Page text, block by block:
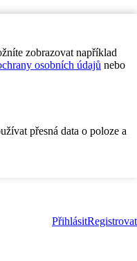
zobrazovat například
osobních údajů nebo
přesná data o poloze a
PřihlásitRegistrovat